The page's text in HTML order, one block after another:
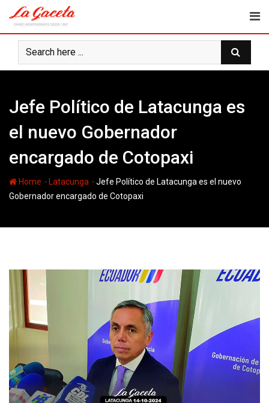
content
Jefe Político de Latacunga es
el nuevo Gobernador
encargado de Cotopaxi
Home - Latacunga -Jefe Político de Latacunga es el nuevo
Gobernador encargado de Cotopaxi